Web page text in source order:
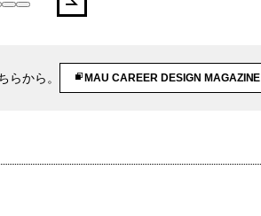
らから。 MAU CAREER DESIGN MAGAZINE